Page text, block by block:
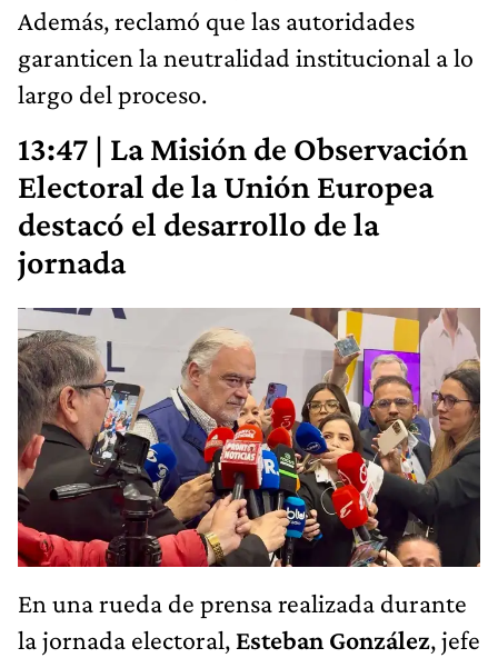
Además, reclamó que las autoridades
garanticen la neutralidad institucional a lo
largo del proceso.
13:47 | La Misión de Observación
Electoral de la Unión Europea
destacó el desarrollo de la
jornada
En una rueda de prensa realizada durante
la jornada electoral, Esteban González, jefe